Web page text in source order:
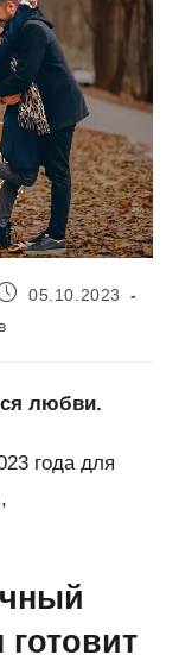
05.10.2023
любви.
года для